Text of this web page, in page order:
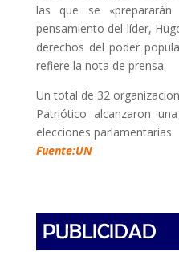
las que se «prepararán
pensamiento del líder,
derechos del poder
refiere la nota de prensa.
Un total de 32
Patriótico alcanzaron
elecciones parlamentarias.
Fuente:UN